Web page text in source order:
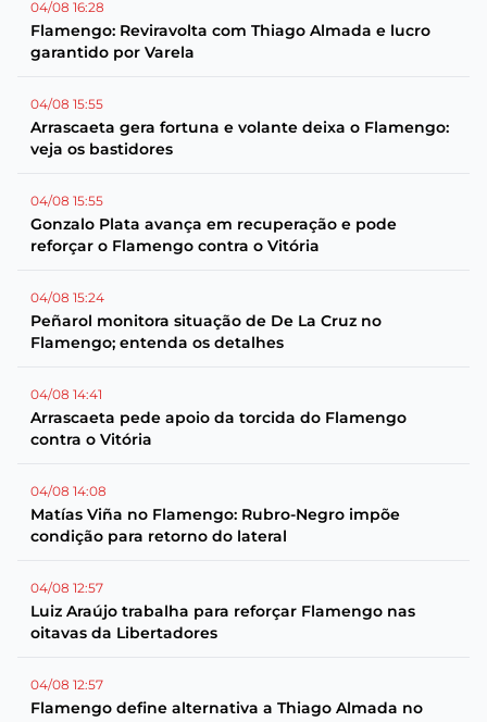
04/08 16:28
Flamengo: Reviravolta com Thiago Almada e lucro
garantido por Varela
04/08 15:55
Arrascaeta gera fortuna e volante deixa o Flamengo:
veja os bastidores
04/08 15:55
Gonzalo Plata avança em recuperação e pode
reforçar o Flamengo contra o Vitória
04/08 15:24
Peñarol monitora situação de De La Cruz no
Flamengo; entenda os detalhes
04/08 14:41
Arrascaeta pede apoio da torcida do Flamengo
contra o Vitória
04/08 14:08
Matías Viña no Flamengo: Rubro-Negro impõe
condição para retorno do lateral
04/08 12:57
Luiz Araújo trabalha para reforçar Flamengo nas
oitavas da Libertadores
04/08 12:57
Flamengo define alternativa a Thiago Almada no